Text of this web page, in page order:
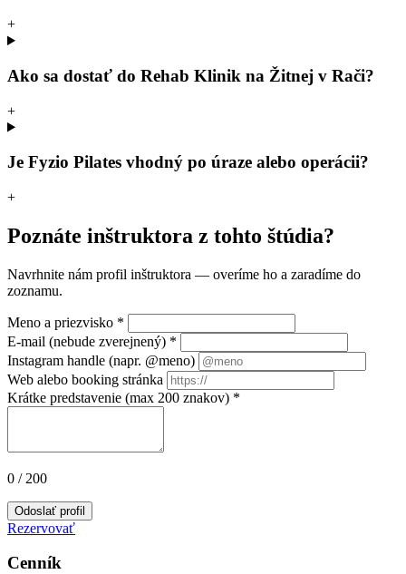
+
Ako sa dostať do Rehab Klinik na Žitnej v Rači?
+
Je Fyzio Pilates vhodný po úraze alebo operácii?
+
Poznáte inštruktora z tohto štúdia?
Navrhnite nám profil inštruktora — overíme ho a zaradíme do
zoznamu.
Meno a priezvisko *
E-mail (nebude zverejnený) *
Instagram handle (napr. @meno)
Web alebo booking stránka
Krátke predstavenie (max 200 znakov) *
0 / 200
Odoslať profil
Rezervovať
Cenník